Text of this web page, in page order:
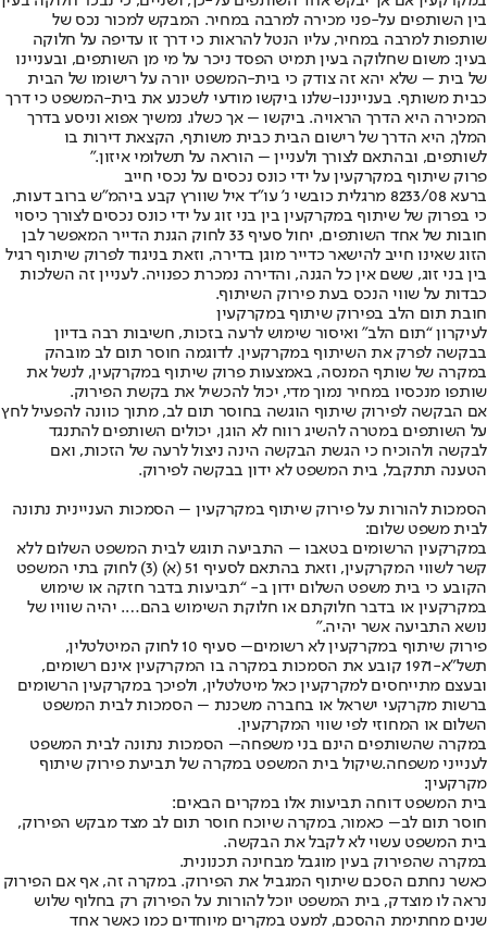
בין השותפים על-פני מכירה למרבה במחיר. המבקש למכור נכס של
שותפות למרבה במחיר, עליו הנטל להראות כי דרך זו עדיפה על חלוקה
בעין: משום שחלוקה בעין תמיט הפסד ניכר על מי מן השותפים, ובעניינו
של בית – שלא יהא זה צודק כי בית-המשפט יורה על רישומו של הבית
כבית משותף. בענייננו-שלנו ביקשו מודעי לשכנע את בית-המשפט כי דרך
המכירה היא הדרך הראויה. ביקשו – אך כשלו. נמשיך אפוא וניסע בדרך
המלך, היא הדרך של רישום הבית כבית משותף, הקצאת דירות בו
לשותפים, ובהתאם לצורך ולעניין – הוראה על תשלומי איזון.”
פרוק שיתוף במקרקעין על ידי כונס נכסים על נכסי חייב
ברעא 8233/08 מרגלית כובשי נ’ עו”ד איל שוורץ קבע ביהמ”ש ברוב דעות,
כי בפרוק של שיתוף במקרקעין בין בני זוג על ידי כונס נכסים לצורך כיסוי
חובות של אחד השותפים, יחול סעיף 33 לחוק הגנת הדייר המאפשר לבן
הזוג שאינו חייב להישאר כדייר מוגן בדירה, וזאת בניגוד לפרוק שיתוף רגיל
בין בני זוג, ששם אין כל הגנה, והדירה נמכרת כפנויה. לעניין זה השלכות
כבדות על שווי הנכס בעת פירוק השיתוף.
חובת תום הלב בפירוק שיתוף במקרקעין
לעיקרון “תום הלב” ואיסור שימוש לרעה בזכות, חשיבות רבה בדיון
בבקשה לפרק את השיתוף במקרקעין. לדוגמה חוסר תום לב מובהק
במקרה של שותף המנסה, באמצעות פרוק שיתוף במקרקעין, לנשל את
שותפו מנכסיו במחיר נמוך מדי, יכול להכשיל את בקשת הפירוק.
אם הבקשה לפירוק שיתוף הוגשה בחוסר תום לב, מתוך כוונה להפעיל לחץ
על השותפים במטרה להשיג רווח לא הוגן, יכולים השותפים להתנגד
לבקשה ולהוכיח כי הגשת הבקשה הינה ניצול לרעה של הזכות, ואם
הטענה תתקבל, בית המשפט לא ידון בבקשה לפירוק.
הסמכות להורות על פירוק שיתוף במקרקעין – הסמכות העניינית נתונה
לבית משפט שלום:
במקרקעין הרשומים בטאבו – התביעה תוגש לבית המשפט השלום ללא
קשר לשווי המקרקעין, וזאת בהתאם לסעיף 51 (א) (3) לחוק בתי המשפט
הקובע כי בית משפט השלום ידון ב- “תביעות בדבר חזקה או שימוש
במקרקעין או בדבר חלוקתם או חלוקת השימוש בהם…. יהיה שוויו של
נושא התביעה אשר יהיה.”
פירוק שיתוף במקרקעין לא רשומים
– סעיף 10 לחוק המיטלטלין,
תשל”א-1971 קובע את הסמכות במקרה בו המקרקעין אינם רשומים,
ובעצם מתייחסים למקרקעין כאל מיטלטלין, ולפיכך במקרקעין הרשומים
ברשות מקרקעי ישראל או בחברה משכנת – הסמכות לבית המשפט
השלום או המחוזי לפי שווי המקרקעין.
במקרה שהשותפים הינם בני משפחה– הסמכות נתונה לבית המשפט
לענייני משפחה.שיקול בית המשפט במקרה של תביעת פירוק שיתוף
מקרקעין:
בית המשפט דוחה תביעות אלו במקרים הבאים:
חוסר תום לב– כאמור, במקרה שיוכח חוסר תום לב מצד מבקש הפירוק,
בית המשפט עשוי לא לקבל את הבקשה.
במקרה שהפירוק בעין מוגבל מבחינה תכנונית.
כאשר נחתם הסכם שיתוף המגביל את הפירוק. במקרה זה, אף אם הפירוק
נראה לו מוצדק, בית המשפט יוכל להורות על הפירוק רק בחלוף שלוש
שנים מחתימת ההסכם, למעט במקרים מיוחדים כמו כאשר אחד